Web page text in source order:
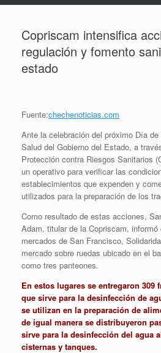
Copriscam intensifica
regulación y fomento
estado
Fuente:chechenoticias.com
Ante la celebración del próximo Día
Salud del Gobierno del Estado, a
Protección contra Riesgos Sanitarios
un operativo para verificar las
establecimientos que expenden y
utilizados para la preparación de los
Como resultado de estas acciones,
Adam, titular de la Copriscam,
mercados de San Francisco,
mercado sobre ruedas ubicado en el
como tres panteones.
En estos lugares se entregaron 309
que sirve para la desinfección de
se utilizan en la preparación de
de igual manera se distribuyeron
sirve para la desinfección del agua
cisternas y tanques.